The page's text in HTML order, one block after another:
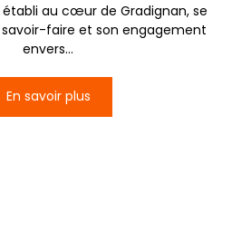
établi au cœur de Gradignan, se
faire et son engagement
envers...
En savoir plus